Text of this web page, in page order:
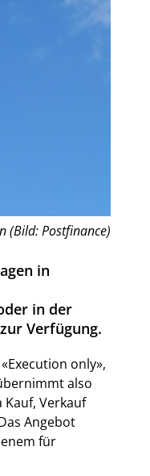
(Bild: Postfinance)
in
in der
Verfügung.
only»,
also
Verkauf
Angebot
für